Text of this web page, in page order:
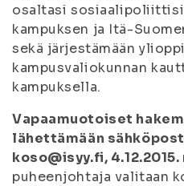
osaltasi
kampuksen ja Itä-
sekä järjestämään
kampusvaliokunnan
kampuksella.
Vapaamuotoiset
lähettämään
koso@isyy.fi,
puheenjohtaja valitaan